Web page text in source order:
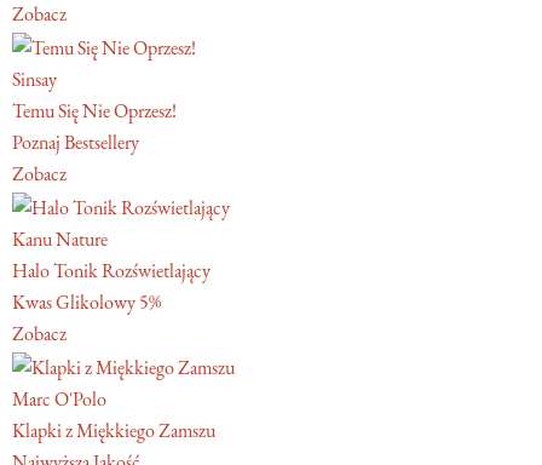
Zobacz
Sinsay
Temu Się Nie Oprzesz!
Poznaj Bestsellery
Zobacz
Kanu Nature
Halo Tonik Rozświetlający
Kwas Glikolowy 5%
Zobacz
Marc O'Polo
Klapki z Miękkiego Zamszu